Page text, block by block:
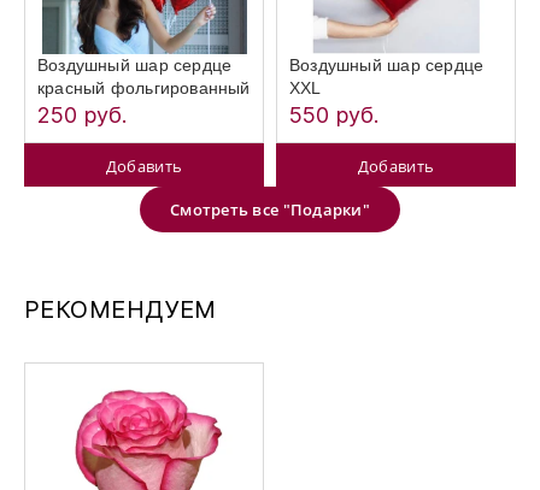
Воздушный шар сердце
красный фольгированный
250 руб.
Добавить
Воздушный шар сердце
XXL
550 руб.
Добавить
Смотреть все "Подарки"
РЕКОМЕНДУЕМ